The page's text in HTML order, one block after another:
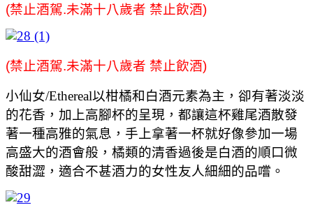
(禁止酒駕.未滿十八歲者 禁止飲酒)
(禁止酒駕.未滿十八歲者 禁止飲酒)
⼩仙女/Ethereal以柑橘和⽩酒元素為主，卻有著淡淡
的花香，加上高腳杯的呈現，都讓這杯雞尾酒散發
著一種高雅的氣息，手上拿著一杯就好像參加一場
高盛大的酒會般，橘類的清香過後是白酒的順口微
酸甜澀，適合不甚酒力的女性友人細細的品嚐。